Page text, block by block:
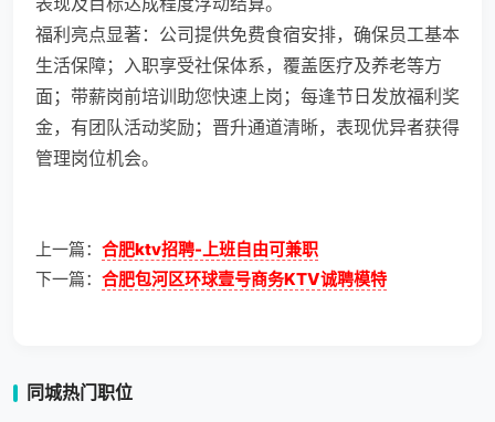
表现及目标达成程度浮动结算。
福利亮点显著：公司提供免费食宿安排，确保员工基本
生活保障；入职享受社保体系，覆盖医疗及养老等方
面；带薪岗前培训助您快速上岗；每逢节日发放福利奖
金，有团队活动奖励；晋升通道清晰，表现优异者获得
管理岗位机会。
上一篇： 合肥ktv招聘-上班自由可兼职
下一篇： 合肥包河区环球壹号商务KTV诚聘模特
同城热门职位